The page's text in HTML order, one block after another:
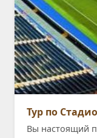
Тур по
Вы настоящий